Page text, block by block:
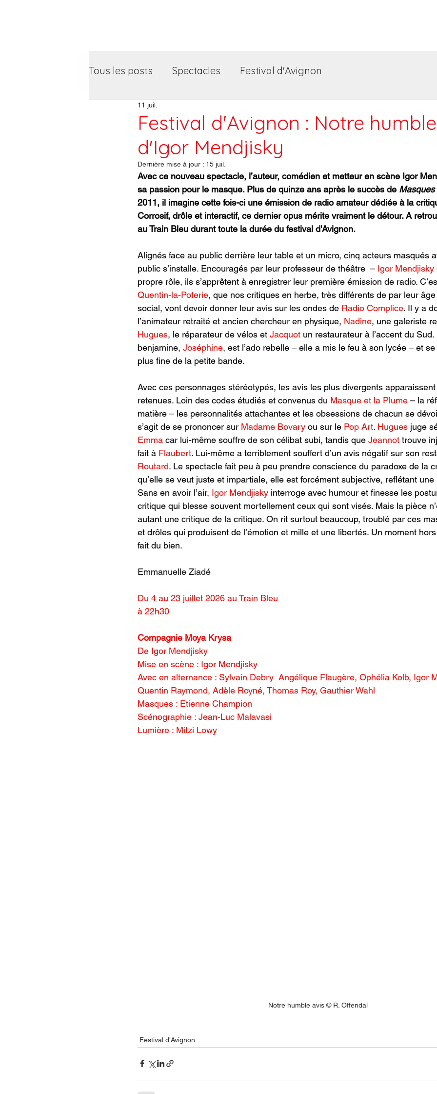
Tous les posts Spectacles Festival d'Avignon
Festival d'Avignon : Notre
d'Igor Mendjisky
11 juil.
Dernière mise à jour : 15 juil.
Avec ce nouveau spectacle, l’auteur, comédien et metteur en scène Igor
sa passion pour le masque. Plus de quinze ans après le succès de
2011, il imagine cette fois-ci une émission de radio amateur dédiée à la
Corrosif, drôle et interactif, ce dernier opus mérite vraiment le détour. A
au Train Bleu durant toute la durée du festival d'Avignon.
Alignés face au public derrière leur table et un micro, cinq acteurs masqués
public s’installe. Encouragés par leur professeur de théâtre  – Igor Mendjisky
propre rôle, ils s’apprêtent à enregistrer leur première émission de radio.
Quentin-la-Poterie, que nos critiques en herbe, très différents de par leur
social, vont devoir donner leur avis sur les ondes de Radio Complice. Il y a
l’animateur retraité et ancien chercheur en physique, Nadine, une galeriste
Hugues, le réparateur de vélos et Jacquot un restaurateur à l’accent du
benjamine, Joséphine, est l’ado rebelle – elle a mis le feu à son lycée – et
plus fine de la petite bande.
Avec ces personnages stéréotypés, les avis les plus divergents
retenues. Loin des codes étudiés et convenus du Masque et la Plume – la
matière – les personnalités attachantes et les obsessions de chacun se
s’agit de se prononcer sur Madame Bovary ou sur le Pop Art. Hugues juge
Emma car lui-même souffre de son célibat subi, tandis que Jeannot trouve
fait à Flaubert. Lui-même a terriblement souffert d’un avis négatif sur son
Routard. Le spectacle fait peu à peu prendre conscience du paradoxe de la
qu’elle se veut juste et impartiale, elle est forcément subjective, reflétant
Sans en avoir l’air, Igor Mendjisky interroge avec humour et finesse les
critique qui blesse souvent mortellement ceux qui sont visés. Mais la pièce
autant une critique de la critique. On rit surtout beaucoup, troublé par ces
et drôles qui produisent de l’émotion et mille et une libertés. Un moment
fait du bien.
Emmanuelle Ziadé
Du 4 au 23 juillet 2026 au Train Bleu
à 22h30
Compagnie Moya Krysa
De Igor Mendjisky
Mise en scène : Igor Mendjisky
Avec en alternance : Sylvain Debry  Angélique Flaugère, Ophélia Kolb, Igor
Quentin Raymond, Adèle Royné, Thomas Roy, Gauthier Wahl
Masques : Etienne Champion
Scénographie : Jean-Luc Malavasi
Lumière : Mitzi Lowy
Notre humble avis © R. Offendal
Festival d'Avignon